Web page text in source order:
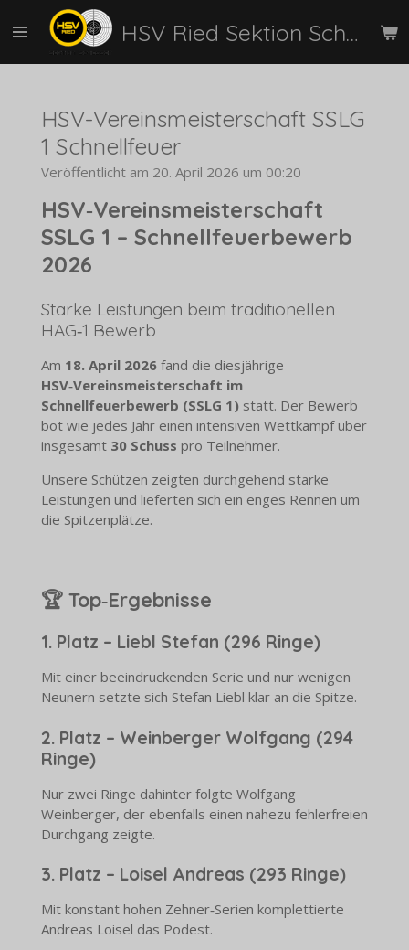
Hauptinhalt
springen
HSV Ried Sektion Schießen
HSV-Vereinsmeisterschaft SSLG
1 Schnellfeuer
Veröffentlicht am 20. April 2026 um 00:20
HSV‑Vereinsmeisterschaft
SSLG 1 – Schnellfeuerbewerb
2026
Starke Leistungen beim traditionellen
HAG‑1 Bewerb
Am 18. April 2026fand die diesjährige
HSV‑Vereinsmeisterschaft im
Schnellfeuerbewerb (SSLG 1)statt. Der Bewerb
bot wie jedes Jahr einen intensiven Wettkampf über
insgesamt 30 Schuss pro Teilnehmer.
Unsere Schützen zeigten durchgehend starke
Leistungen und lieferten sich ein enges Rennen um
die Spitzenplätze.
🏆 Top‑Ergebnisse
1. Platz – Liebl Stefan (296 Ringe)
Mit einer beeindruckenden Serie und nur wenigen
Neunern setzte sich Stefan Liebl klar an die Spitze.
2. Platz – Weinberger Wolfgang (294
Ringe)
Nur zwei Ringe dahinter folgte Wolfgang
Weinberger, der ebenfalls einen nahezu fehlerfreien
Durchgang zeigte.
3. Platz – Loisel Andreas (293 Ringe)
Mit konstant hohen Zehner‑Serien komplettierte
Andreas Loisel das Podest.